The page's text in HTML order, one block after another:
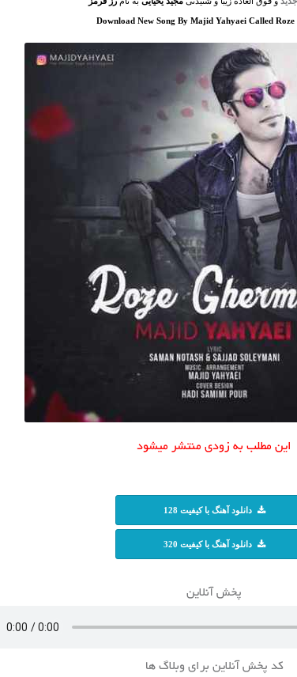
Download New Song By Majid Yahyaei Called Roze
این مطلب به زودی منتشر میشود
دانلود آهنگ با کیفیت 128
دانلود آهنگ با کیفیت 320
پخش آنلاین
کد پخش آنلاین برای وبلاگ ها